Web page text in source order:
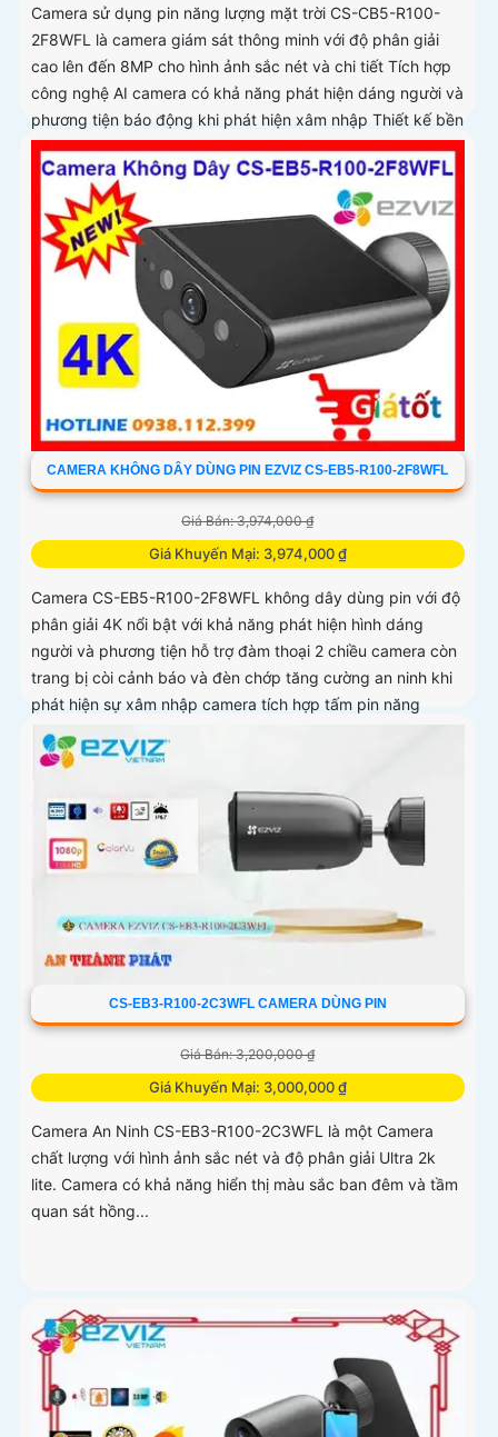
Camera sử dụng pin năng lượng mặt trời CS-CB5-R100-
2F8WFL là camera giám sát thông minh với độ phân giải
cao lên đến 8MP cho hình ảnh sắc nét và chi tiết Tích hợp
công nghệ AI camera có khả năng phát hiện dáng người và
phương tiện báo động khi phát hiện xâm nhập Thiết kế bền
bỉ chống nước IP65 phù hợp lắp đặt trong mọi điều kiện
thời tiết. Camera An Ninh CS-CB5-R100-2F8WFL có khả
năng còi hú, đèn chớp báo động, Wifi Không Dây, chức
năng AI deep learning phân biệt người & phương tiện
CAMERA KHÔNG DÂY DÙNG PIN EZVIZ CS-EB5-R100-2F8WFL
Giá Bán: 3,974,000 ₫
Giá Khuyến Mại: 3,974,000 ₫
Camera CS-EB5-R100-2F8WFL không dây dùng pin với độ
phân giải 4K nổi bật với khả năng phát hiện hình dáng
người và phương tiện hỗ trợ đàm thoại 2 chiều camera còn
trang bị còi cảnh báo và đèn chớp tăng cường an ninh khi
phát hiện sự xâm nhập camera tích hợp tấm pin năng
lượng mặt trời và pin sạc đạt chuẩn IP65 chống nước và
bụi giúp hoạt động bền bỉ trong mọi điều kiện thời tiết.
CS-EB3-R100-2C3WFL CAMERA DÙNG PIN
Giá Bán: 3,200,000 ₫
Giá Khuyến Mại: 3,000,000 ₫
Camera An Ninh CS-EB3-R100-2C3WFL là một Camera
chất lượng với hình ảnh sắc nét và độ phân giải Ultra 2k
lite. Camera có khả năng hiển thị màu sắc ban đêm và tầm
quan sát hồng...